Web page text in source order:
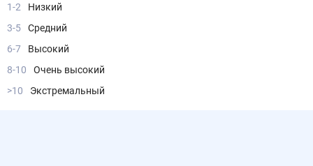
1-2
Низкий
3-5
Средний
6-7
Высокий
8-10
Очень высокий
>10
Экстремальный